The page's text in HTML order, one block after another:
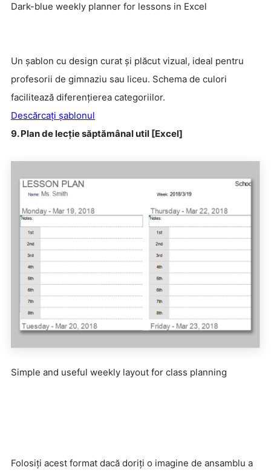
Dark-blue weekly planner for lessons in Excel
Un șablon cu design curat și plăcut vizual, ideal pentru
profesorii de gimnaziu sau liceu. Schema de culori
facilitează diferențierea categoriilor.
Descărcați șablonul
9. Plan de lecție săptămânal util [Excel]
Simple and useful weekly layout for class planning
Folosiți acest format dacă doriți o imagine de ansamblu a